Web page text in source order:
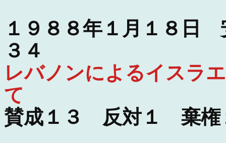
１９８８年１月１８日
３４
レバノンによるイスラ
て
賛成１３ 反対１ 棄権